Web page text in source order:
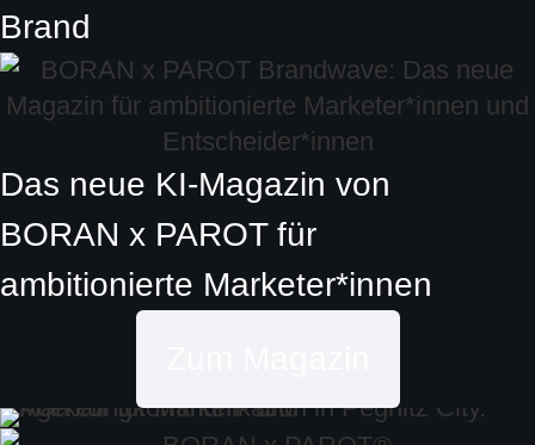
Brand
Das neue KI-Magazin von
BORAN x PAROTfür
ambitionierte Marketer*innen